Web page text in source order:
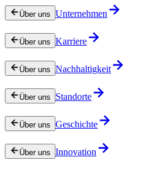
Über uns Unternehmen
Über uns Karriere
Über uns Nachhaltigkeit
Über uns Standorte
Über uns Geschichte
Über uns Innovation